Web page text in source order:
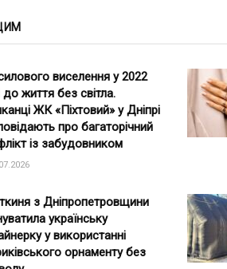
виселення у 2022
до життя без світла.
ЖК «Піхтовий» у Дніпрі
про багаторічний
із забудовником
з Дніпропетровщини
українську
у використанні
орнаменту без